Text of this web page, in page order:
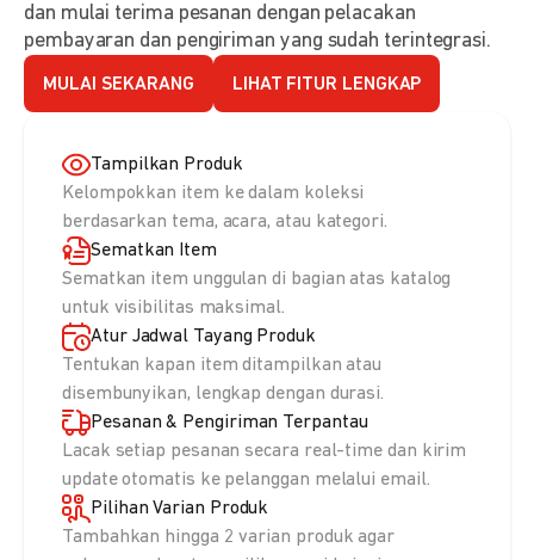
dan mulai terima pesanan dengan pelacakan
pembayaran dan pengiriman yang sudah terintegrasi.
MULAI SEKARANG LIHAT FITUR LENGKAP
Tampilkan Produk
Kelompokkan item ke dalam koleksi
berdasarkan tema, acara, atau kategori.
Sematkan Item
Sematkan item unggulan di bagian atas katalog
untuk visibilitas maksimal.
Atur Jadwal Tayang Produk
Tentukan kapan item ditampilkan atau
disembunyikan, lengkap dengan durasi.
Pesanan & Pengiriman Terpantau
Lacak setiap pesanan secara real-time dan kirim
update otomatis ke pelanggan melalui email.
Pilihan Varian Produk
Tambahkan hingga 2 varian produk agar